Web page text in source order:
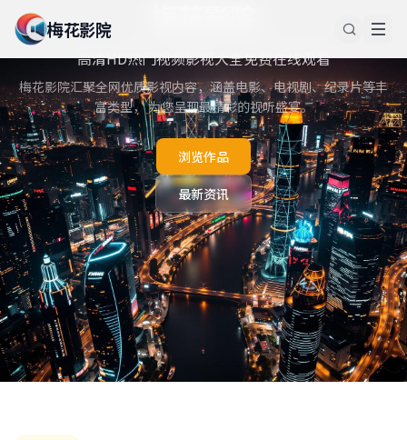
梅花影院
高清HD热门视频影视大全免费在线观看
梅花影院汇聚全网优质影视内容，涵盖电影、电视剧、纪录片等丰
富类型， 为您呈现最精彩的视听盛宴。
浏览作品
最新资讯